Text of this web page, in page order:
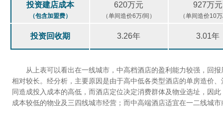
投资建店成本
（包含加盟费）
620万元
（单间造价6万/间）
927万元
（单间造价10
投资回收期 3.26年 3.01年
从上表可以看出在一线城市，中高档酒店的盈利能力较强，回
相对较长。经分析，主要原因是由于高中低各类型酒店的单房造价
同造成投入成本的高低，而酒店定位决定消费群体及物业选址，因
成本较低的物业及三四线城市经营；而中高端酒店适宜在一二线城